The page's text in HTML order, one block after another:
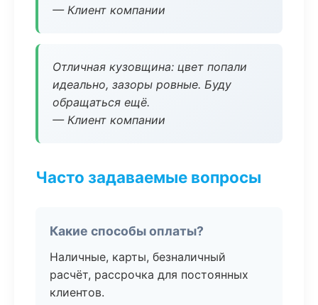
— Клиент компании
Отличная кузовщина: цвет попали
идеально, зазоры ровные. Буду
обращаться ещё.
— Клиент компании
Часто задаваемые вопросы
Какие способы оплаты?
Наличные, карты, безналичный
расчёт, рассрочка для постоянных
клиентов.